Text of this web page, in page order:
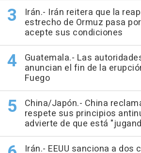
Irán.- Irán reitera que la
estrecho de Ormuz pasa por
acepte sus condiciones
Guatemala.- Las
anuncian el fin de la
Fuego
China/Japón.- China
respete sus principios
advierte de que está
Irán.- EEUU sanciona a dos